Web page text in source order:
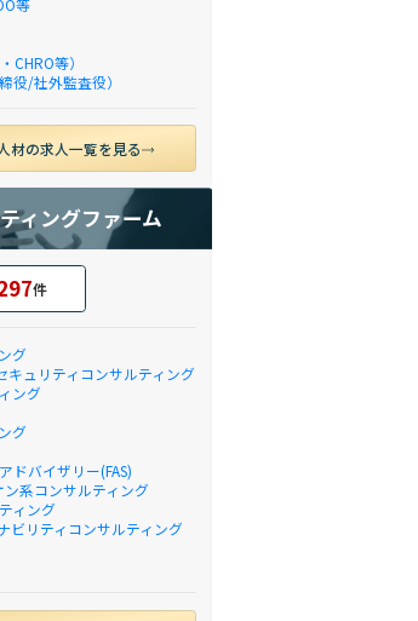
等
CHRO等）
役/社外監査役）
材の求人一覧を見る
ィングファーム
件
グ
キュリティコンサルティング
ング
グ
ドバイザリー(FAS)
系コンサルティング
ィング
ビリティコンサルティング